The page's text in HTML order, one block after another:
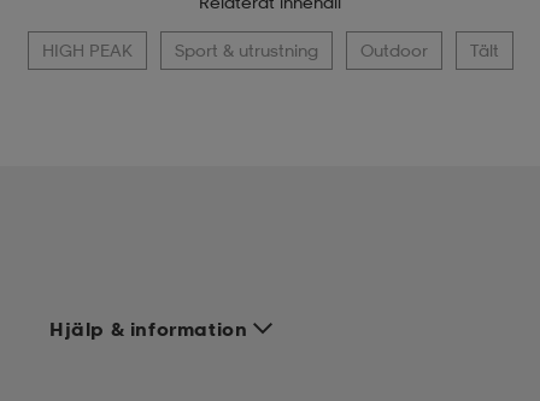
HIGH PEAK Sport & utrustning Outdoor Tält
Hjälp & information